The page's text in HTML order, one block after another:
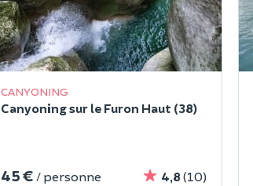
CANYONING
Canyoning sur le Furon Haut (38)
45 € / personne 4,8 (10)